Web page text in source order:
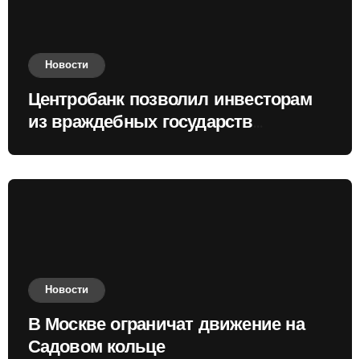
Новости
Центробанк позволил инвесторам
из враждебных государств
Новости
В Москве ограничат движение на
Садовом кольце